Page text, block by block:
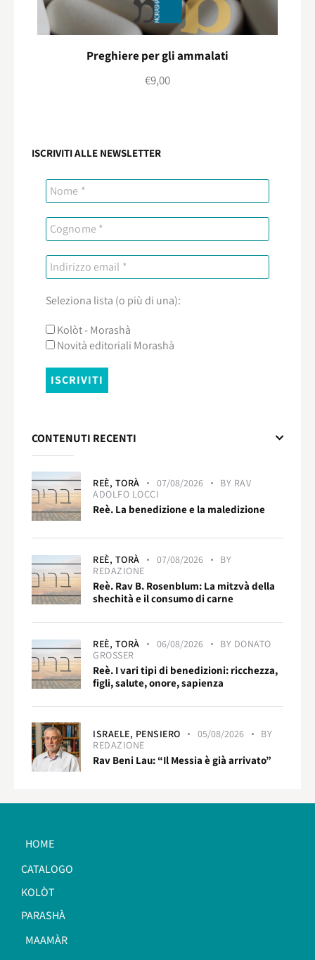
Preghiere per gli ammalati
€9,00
ISCRIVITI ALLE NEWSLETTER
Seleziona lista (o più di una):
Kolòt - Morashà
Novità editoriali Morashà
CONTENUTI RECENTI
REÈ, TORÀ 07/08/2026 BY RAV
ADOLFO LOCCI
Reè. La benedizione e la maledizione
REÈ, TORÀ 07/08/2026
BY
REDAZIONE
Reè. Rav B. Rosenblum: La mitzvà della
shechità e il consumo di carne
REÈ, TORÀ 06/08/2026 BY DONATO
GROSSER
Reè. I vari tipi di benedizioni: ricchezza,
figli, salute, onore, sapienza
ISRAELE, PENSIERO 05/08/2026
BY
REDAZIONE
Rav Beni Lau: “Il Messia è già arrivato”
HOME
CATALOGO
KOLÒT
PARASHÀ
MAAMÀR